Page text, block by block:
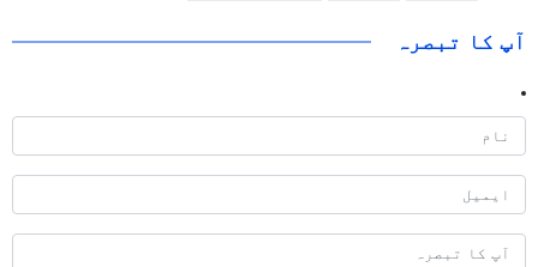
آپ کا تبصرہ